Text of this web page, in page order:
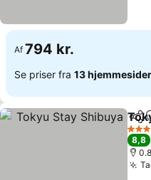
Af 794 kr.
Se priser fra 13 hjemmesider
Del
3
8,8